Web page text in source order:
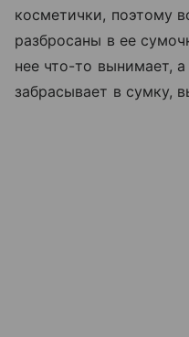
косметички, поэтому
разбросаны в ее
нее что-то вынимает,
забрасывает в сумку,